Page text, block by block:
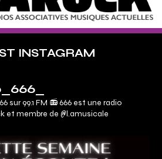
INSTAGRAM
sur 99.1 FM 📻666 est une radio
et membre de @l.amusicale